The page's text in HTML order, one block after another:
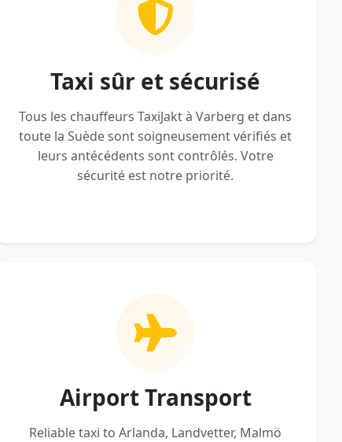
Taxi sûr et sécurisé
Tous les chauffeurs TaxiJakt à Varberg et dans
toute la Suède sont soigneusement vérifiés et
leurs antécédents sont contrôlés. Votre
sécurité est notre priorité.
Airport Transport
Reliable taxi to Arlanda, Landvetter, Malmö